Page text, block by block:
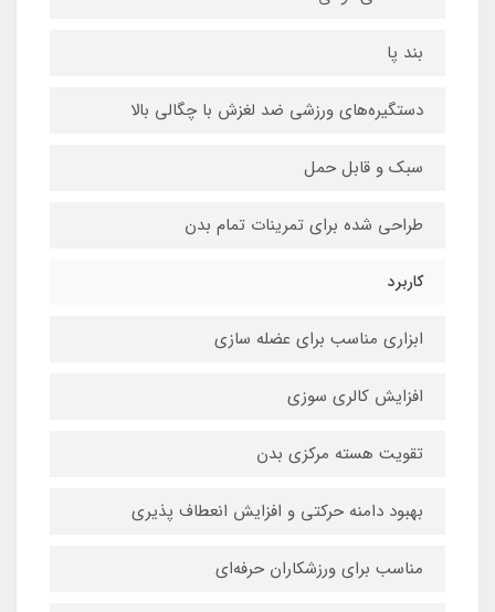
بند پا
دستگیره‌های ورزشی ضد لغزش با چگالی بالا
سبک و قابل حمل
طراحی شده برای تمرینات تمام بدن
کاربرد
ابزاری مناسب برای عضله سازی
افزایش کالری سوزی
تقویت هسته مرکزی بدن
بهبود دامنه حرکتی و افزایش انعطاف پذیری
مناسب برای ورزشکاران حرفه‌ای